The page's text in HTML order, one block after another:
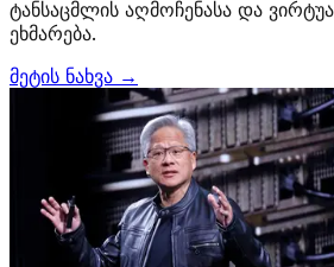
ტანსაცმლის აღმოჩენასა და
ეხმარება.
მეტის ნახვა →